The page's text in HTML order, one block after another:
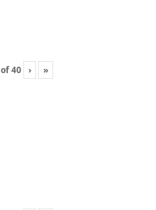
of40 › »